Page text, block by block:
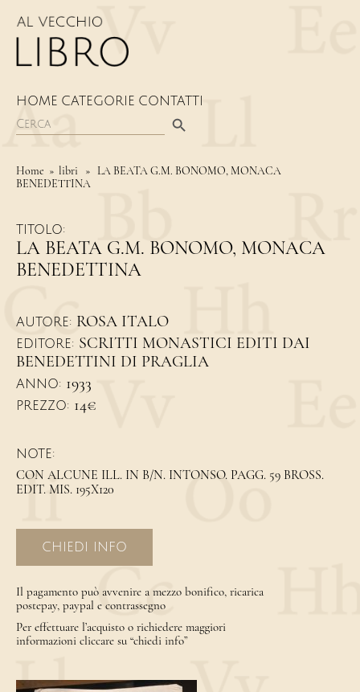
HOME CATEGORIE CONTATTI
Search
for:
Home » libri » LA BEATA G.M. BONOMO, MONACA
BENEDETTINA
TITOLO:
LA BEATA G.M. BONOMO, MONACA
BENEDETTINA
AUTORE: ROSA ITALO
EDITORE: SCRITTI MONASTICI EDITI DAI
BENEDETTINI DI PRAGLIA
ANNO: 1933
PREZZO: 14€
NOTE:
CON ALCUNE ILL. IN B/N. INTONSO. PAGG. 59 BROSS.
EDIT. MIS. 195X120
CHIEDI INFO
Il pagamento può avvenire a mezzo bonifico, ricarica
postepay, paypal e contrassegno
Per effettuare l’acquisto o richiedere maggiori
informazioni cliccare su “chiedi info”